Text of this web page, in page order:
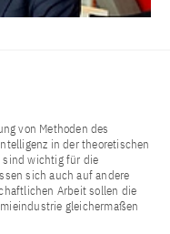
von Methoden des
in der theoretischen
sind wichtig für die
sich auch auf andere
Arbeit sollen die
gleichermaßen